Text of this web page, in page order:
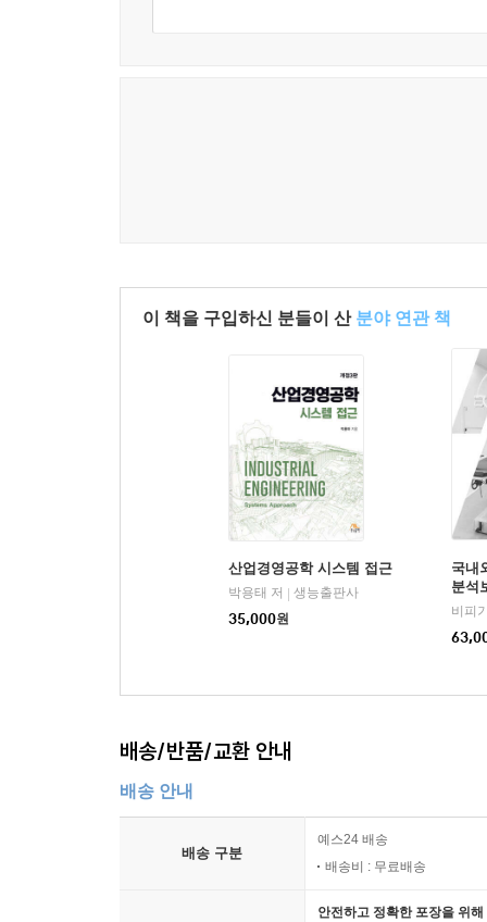
1. 규제의 탄생과 규제의 중요성
2. 의료기기 인허가 시스템
3. 의료기기 인허가에서의 품질경영시스템(GMP)
4. 의료기기 안전에 관한 표준과 규격
5. 의료기기 회사의 연구개발 시스템
6. 규제와 법규의 요약
1. 생물정보학과 AI의 중요성 및 적용 분야
4. 생물정보학의 미래
이 책을 구입하신 분들이 산 분야 연관 책
산업경영공학 시스템 접근
박용태 저
생능출판사
35,000원
국내
분석
배송/반품/교환 안내
배송 안내
배송 구분
예스24 배송
배송비 : 무료배송
안전하고 정확한 포장을 위